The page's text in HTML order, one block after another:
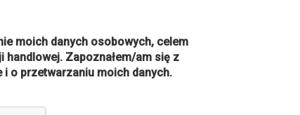
moich danych osobowych, celem
Zapoznałem/am się z
o przetwarzaniu moich danych.